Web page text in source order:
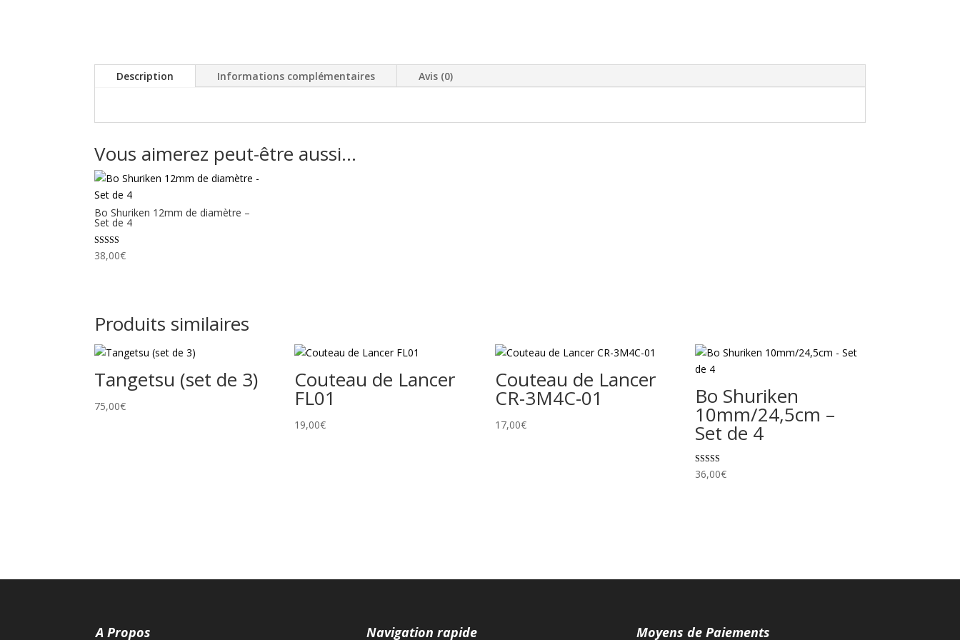
Description Informations complémentaires Avis (0)
Vous aimerez peut-être aussi…
Bo Shuriken 12mm de diamètre –
Set de 4
Note
5.00
38,00€
Produits similaires
Tangetsu (set de 3)
75,00€
Couteau de Lancer
FL01
19,00€
Couteau de Lancer
CR-3M4C-01
17,00€
Bo Shuriken
10mm/24,5cm –
Set de 4
Note
5.00
36,00€
A Propos Navigation rapide Moyens de Paiements